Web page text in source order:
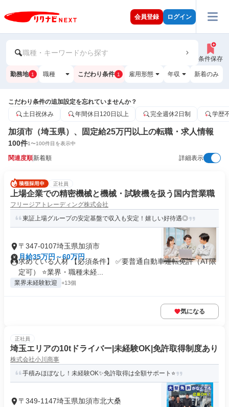
会員登録 ログイン
職種・キーワードから探す
条件保存
勤務地 1 職種 こだわり条件 1 雇用形態 年収 新着のみ
こだわり条件の追加設定を忘れていませんか？
土日祝休み
年間休日120日以上 完全週休2日制 学歴
加須市（埼玉県）、固定給25万円以上の転職・求人情報
100件1〜100件目を表示中
関連度順新着順 詳細表示
正社員
上場企業での精密機械と機械・試験機を扱う国内営業職
フリージアトレーディング株式会社
東証上場グループの安定基盤で収入も安定！嬉しい好待遇◎
〒347-0107埼玉県加須市
月給35万円～60万円
求めている人材 【必須条件】 ✅要普通自動車運転免許（AT限
定可） ⭐業界・職種未経...
業界未経験歓迎 +13個
気になる
正社員
埼玉エリアの10tドライバー|未経験OK|免許取得制度あり
株式会社小川商事
手積みほぼなし！未経験OK✨免許取得は全額サポート⭐
〒349-1147埼玉県加須市北大桑